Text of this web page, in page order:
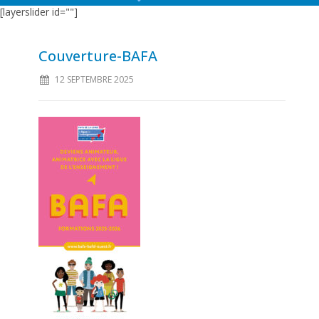
[layerslider id=""]
Couverture-BAFA
12 SEPTEMBRE 2025